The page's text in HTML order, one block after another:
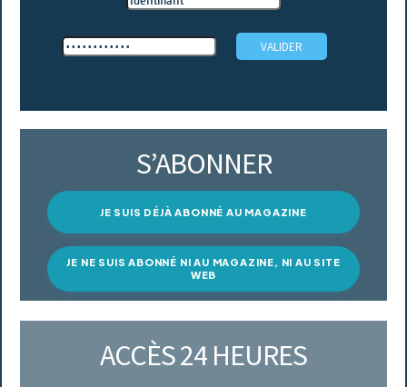
S’ABONNER
JE SUIS DÉJÀ ABONNÉ AU MAGAZINE
JE NE SUIS ABONNÉ NI AU MAGAZINE, NI AU SITE
WEB
ACCÈS 24 HEURES